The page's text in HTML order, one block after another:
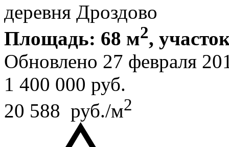
деревня Дроздово
Площадь: 68 м2,
Обновлено 27 февраля
1 400 000 руб.
20 588 руб./м2